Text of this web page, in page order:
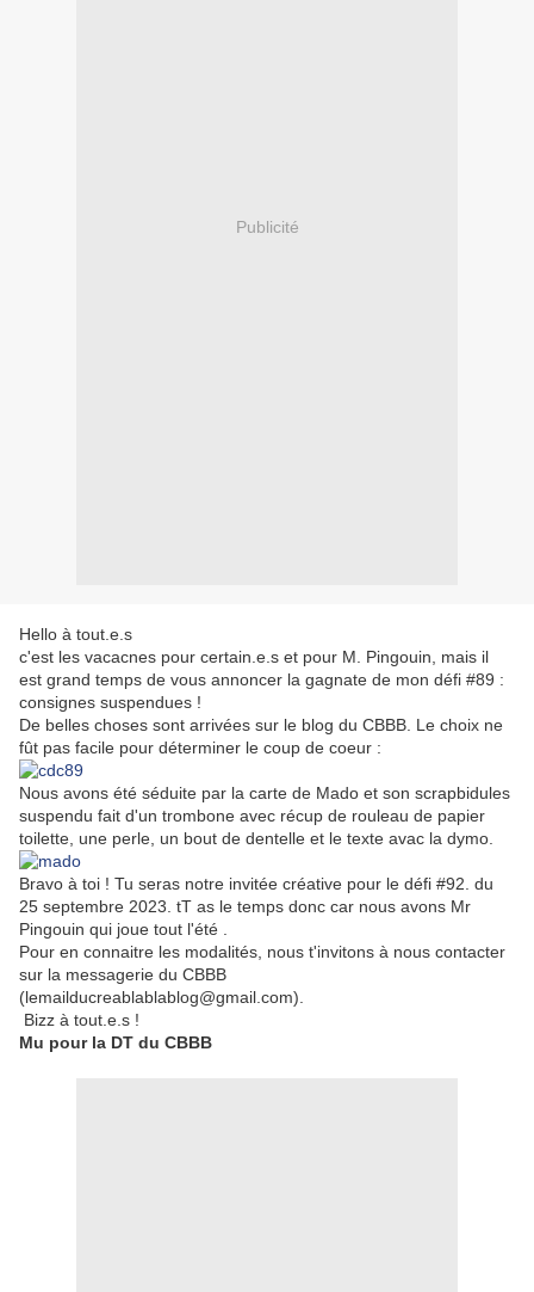
Publicité
Hello à tout.e.s
c'est les vacacnes pour certain.e.s et pour M. Pingouin, mais il
est grand temps de vous annoncer la gagnate de mon défi #89 :
consignes suspendues !
De belles choses sont arrivées sur le blog du CBBB. Le choix ne
fût pas facile pour déterminer le coup de coeur :
Nous avons été séduite par la carte de Mado et son scrapbidules
suspendu fait d'un trombone avec récup de rouleau de papier
toilette, une perle, un bout de dentelle et le texte avac la dymo.
Bravo à toi ! Tu seras notre invitée créative pour le défi #92. du
25 septembre 2023. tT as le temps donc car nous avons Mr
Pingouin qui joue tout l'été .
Pour en connaitre les modalités, nous t'invitons à nous contacter
sur la messagerie du CBBB
(lemailducreablablablog@gmail.com).
Bizz à tout.e.s !
Mu pour la DT du CBBB